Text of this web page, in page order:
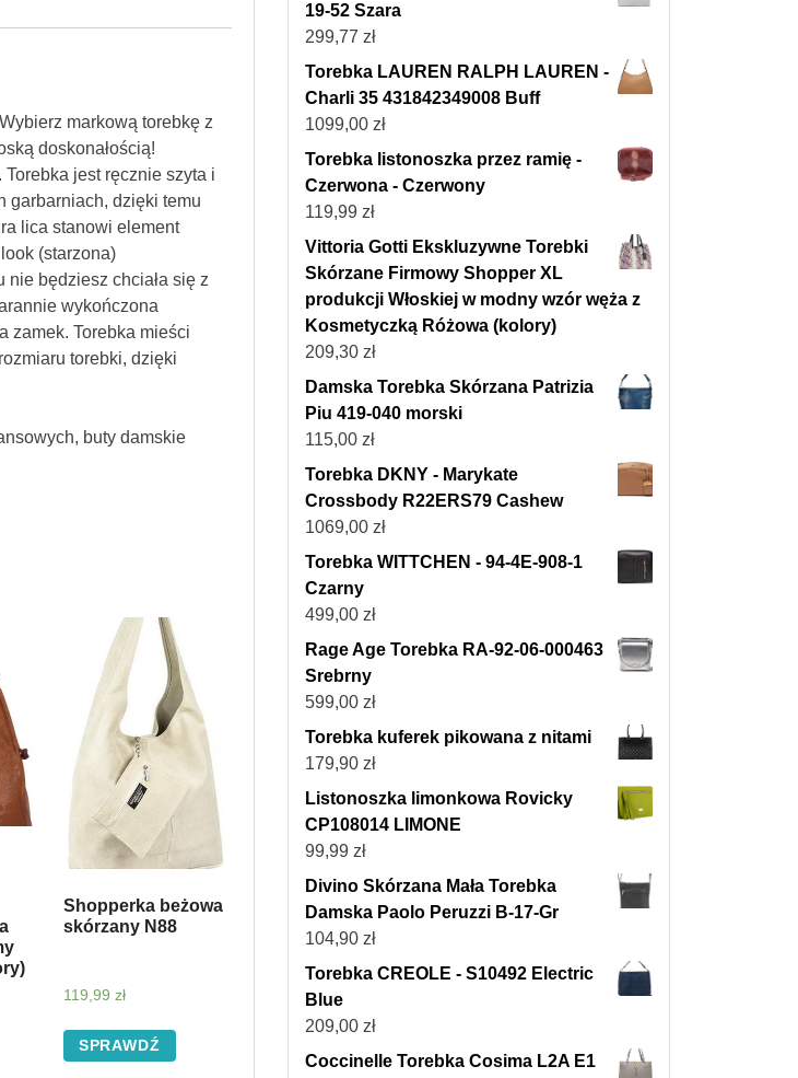
markową torebkę z
doskonałością!
jest ręcznie szyta i
garbarniach, dzięki temu
lica stanowi element
(starzona)
będziesz chciała się z
wykończona
zamek. Torebka mieści
torebki, dzięki
buty damskie
Shopperka beżowa
skórzany N88
119,99 zł
SPRAWDŹ
19-52 Szara
299,77 zł
Torebka LAUREN RALPH LAUREN -
Charli 35 431842349008 Buff
1099,00 zł
Torebka listonoszka przez ramię -
Czerwona - Czerwony
119,99 zł
Vittoria Gotti Ekskluzywne Torebki
Skórzane Firmowy Shopper XL
produkcji Włoskiej w modny wzór węża z
Kosmetyczką Różowa (kolory)
209,30 zł
Damska Torebka Skórzana Patrizia
Piu 419-040 morski
115,00 zł
Torebka DKNY - Marykate
Crossbody R22ERS79 Cashew
1069,00 zł
Torebka WITTCHEN - 94-4E-908-1
Czarny
499,00 zł
Rage Age Torebka RA-92-06-000463
Srebrny
599,00 zł
Torebka kuferek pikowana z nitami
179,90 zł
Listonoszka limonkowa Rovicky
CP108014 LIMONE
99,99 zł
Divino Skórzana Mała Torebka
Damska Paolo Peruzzi B-17-Gr
104,90 zł
Torebka CREOLE - S10492 Electric
Blue
209,00 zł
Coccinelle Torebka Cosima L2A E1